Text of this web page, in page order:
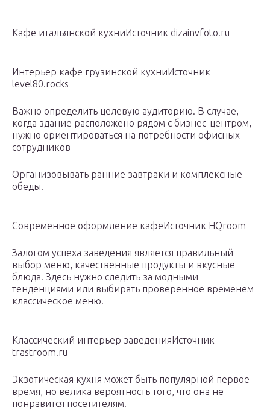
Кафе итальянской кухниИсточник dizainvfoto.ru
Интерьер кафе грузинской кухниИсточник
level80.rocks
Важно определить целевую аудиторию. В случае,
когда здание расположено рядом с бизнес-центром,
нужно ориентироваться на потребности офисных
сотрудников
Организовывать ранние завтраки и комплексные
обеды.
Современное оформление кафеИсточник HQroom
Залогом успеха заведения является правильный
выбор меню, качественные продукты и вкусные
блюда. Здесь нужно следить за модными
тенденциями или выбирать проверенное временем
классическое меню.
Классический интерьер заведенияИсточник
trastroom.ru
Экзотическая кухня может быть популярной первое
время, но велика вероятность того, что она не
понравится посетителям.